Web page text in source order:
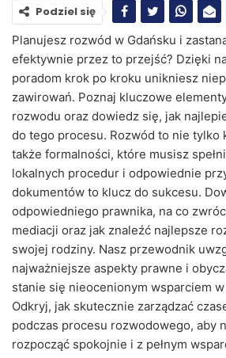
Podziel się
Planujesz rozwód w Gdańsku i
efektywnie przez to przejść? Dzięki
poradom krok po kroku unikniesz
zawirowań. Poznaj kluczowe
rozwodu oraz dowiedz się, jak
do tego procesu. Rozwód to nie tylko
także formalności, które musisz
lokalnych procedur i odpowiednie
dokumentów to klucz do sukcesu.
odpowiedniego prawnika, na co
mediacji oraz jak znaleźć najlepsze
swojej rodziny. Nasz przewodnik
najważniejsze aspekty prawne i
stanie się nieocenionym wsparciem
Odkryj, jak skutecznie zarządzać
podczas procesu rozwodowego, aby
rozpocząć spokojnie i z pełnym